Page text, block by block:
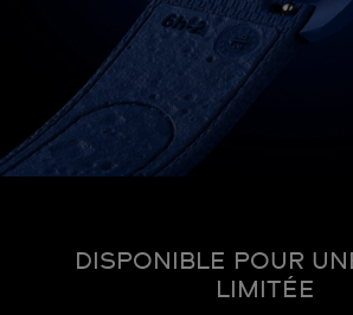
DISPONIBLE POUR
LIMITÉE